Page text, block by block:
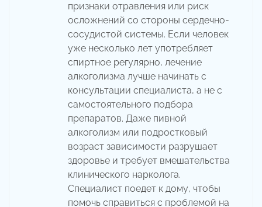
признаки отравления или риск
осложнений со стороны сердечно-
сосудистой системы. Если человек
уже несколько лет употребляет
спиртное регулярно, лечение
алкоголизма лучше начинать с
консультации специалиста, а не с
самостоятельного подбора
препаратов. Даже пивной
алкоголизм или подростковый
возраст зависимости разрушает
здоровье и требует вмешательства
клинического нарколога.
Специалист поедет к дому, чтобы
помочь справиться с проблемой на